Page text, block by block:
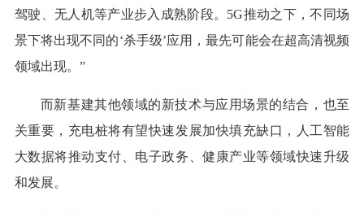
驾驶、无人机等产业步入成熟阶段。5G推动之下，不同场
景下将出现不同的‘杀手级’应用，最先可能会在超高清视频
领域出现。”
而新基建其他领域的新技术与应用场景的结合，也至
关重要，充电桩将有望快速发展加快填充缺口，人工智能
大数据将推动支付、电子政务、健康产业等领域快速升级
和发展。